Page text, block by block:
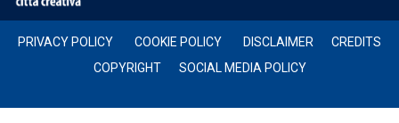
PRIVACY POLICY COOKIE POLICY DISCLAIMER
CREDITS
COPYRIGHT
SOCIAL MEDIA POLICY